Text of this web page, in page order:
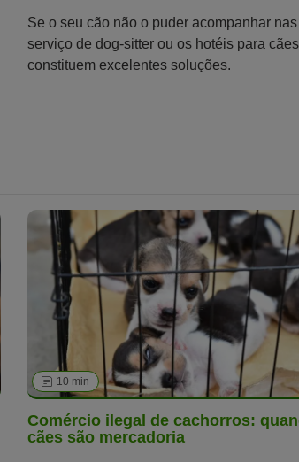
Se o seu cão não o puder acompanhar
serviço de dog-sitter ou os hotéis para cães
constituem excelentes soluções.
10 min
Comércio ilegal de cachorros:
cães são mercadoria